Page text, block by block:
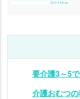
要介護3～5
介護おむつ